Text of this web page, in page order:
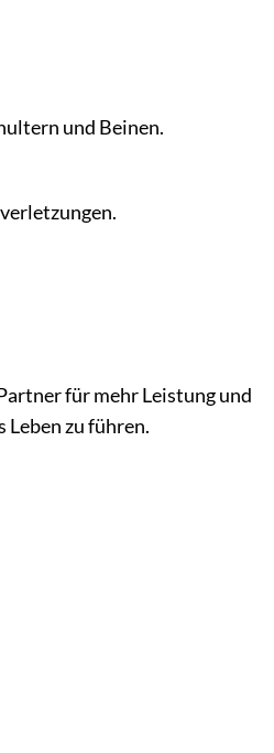
und Beinen.
für mehr Leistung und
Leben zu führen.